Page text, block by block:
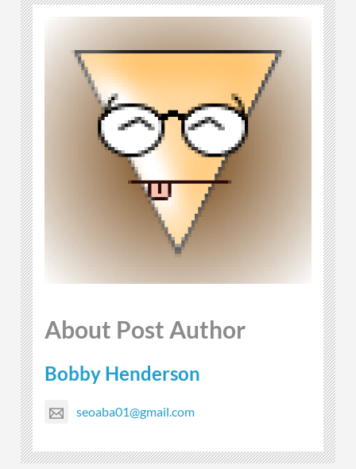
About Post Author
Bobby Henderson
seoaba01@gmail.com